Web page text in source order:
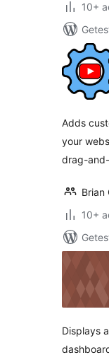
10+
Adds
your
drag-
Brian
10+
Displays